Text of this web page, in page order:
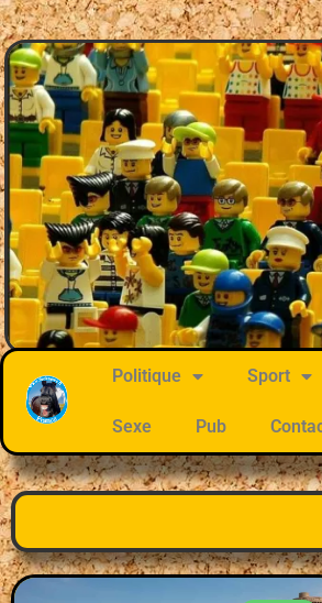
Politique Sport
Sexe Pub